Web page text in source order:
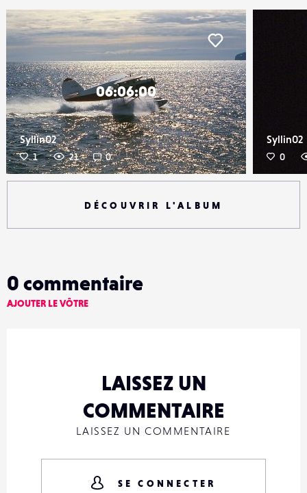
06:06:00
Syllin02
1 21 0
Liker
Syllin02
0
DÉCOUVRIR L'ALBUM
0 commentaire
AJOUTER LE VÔTRE
LAISSEZ UN
COMMENTAIRE
LAISSEZ UN COMMENTAIRE
SE CONNECTER